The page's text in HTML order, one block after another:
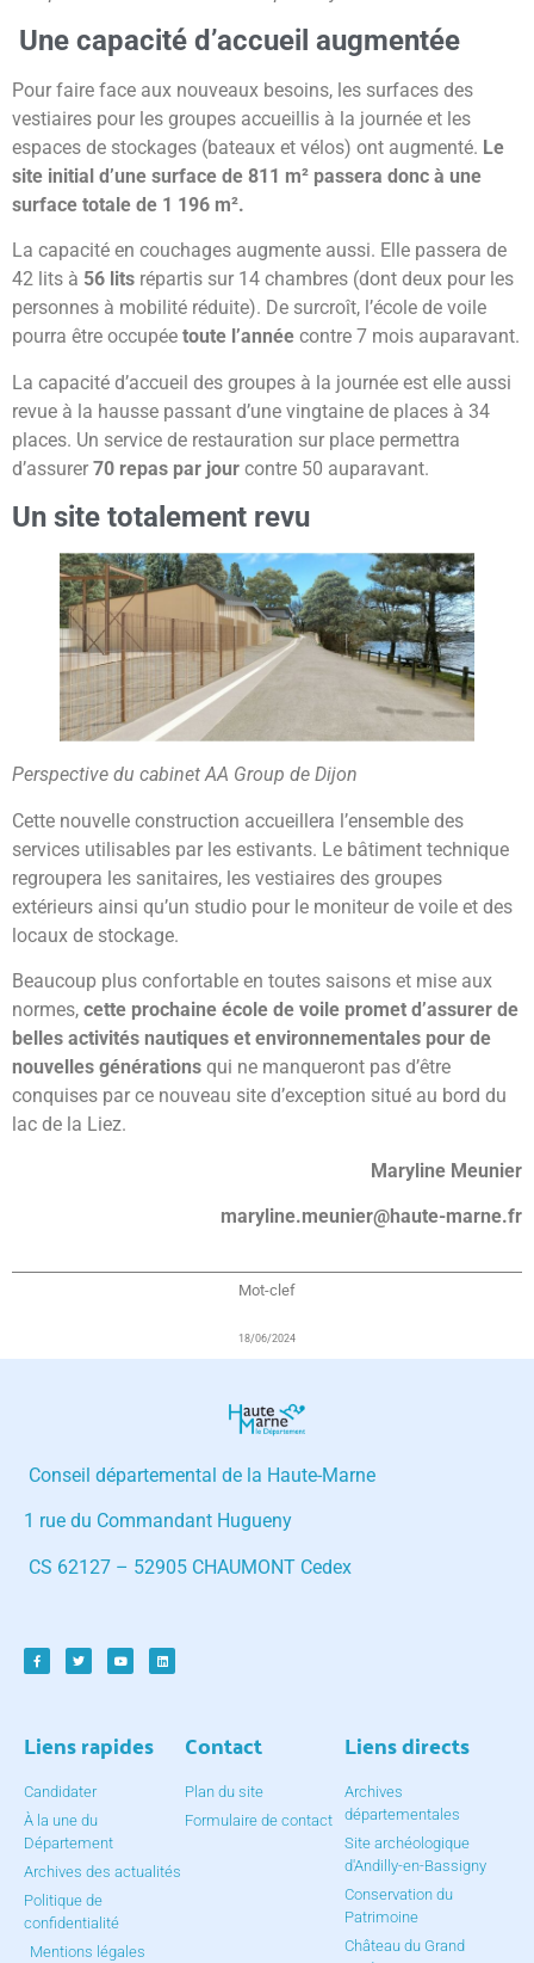
Une capacité d’accueil augmentée
Pour faire face aux nouveaux besoins, les surfaces des
vestiaires pour les groupes accueillis à la journée et les
espaces de stockages (bateaux et vélos) ont augmenté. Le
site initial d’une surface de 811 m² passera donc à une
surface totale de 1 196 m².
La capacité en couchages augmente aussi. Elle passera de
42 lits à 56 lits répartis sur 14 chambres (dont deux pour les
personnes à mobilité réduite). De surcroît, l’école de voile
pourra être occupée toute l’année contre 7 mois auparavant.
La capacité d’accueil des groupes à la journée est elle aussi
revue à la hausse passant d’une vingtaine de places à 34
places. Un service de restauration sur place permettra
d’assurer 70 repas par jour contre 50 auparavant.
Un site totalement revu
Perspective du cabinet AA Group de Dijon
Cette nouvelle construction accueillera l’ensemble des
services utilisables par les estivants. Le bâtiment technique
regroupera les sanitaires, les vestiaires des groupes
extérieurs ainsi qu’un studio pour le moniteur de voile et des
locaux de stockage.
Beaucoup plus confortable en toutes saisons et mise aux
normes, cette prochaine école de voile promet d’assurer de
belles activités nautiques et environnementales pour de
nouvelles générations qui ne manqueront pas d’être
conquises par ce nouveau site d’exception situé au bord du
lac de la Liez.
Maryline Meunier
maryline.meunier@haute-marne.fr
Mot-clef
18/06/2024
Conseil départemental de la Haute-Marne
1 rue du Commandant Hugueny
CS 62127 – 52905 CHAUMONT Cedex
Liens rapides
Candidater
À la une du
Département
Archives des actualités
Politique de
confidentialité
Mentions légales
Contact
Plan du site
Formulaire de contact
Liens directs
Archives
départementales
Site archéologique
d'Andilly-en-Bassigny
Conservation du
Patrimoine
Château du Grand